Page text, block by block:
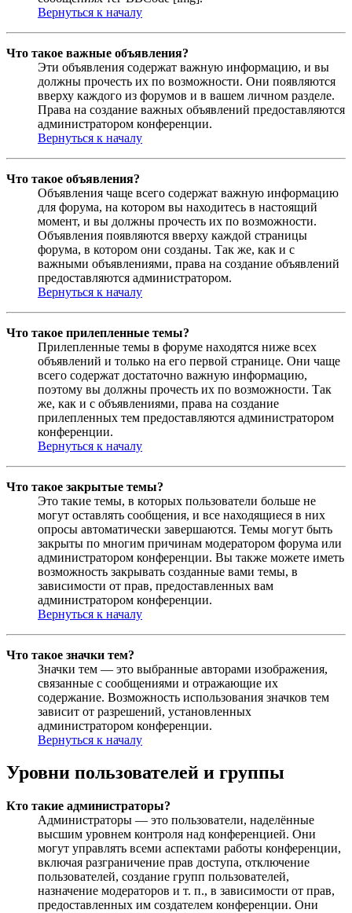
Вернуться к началу
Что такое важные объявления?
Эти объявления содержат важную информацию, и вы
должны прочесть их по возможности. Они появляются
вверху каждого из форумов и в вашем личном разделе.
Права на создание важных объявлений предоставляются
администратором конференции.
Вернуться к началу
Что такое объявления?
Объявления чаще всего содержат важную информацию
для форума, на котором вы находитесь в настоящий
момент, и вы должны прочесть их по возможности.
Объявления появляются вверху каждой страницы
форума, в котором они созданы. Так же, как и с
важными объявлениями, права на создание объявлений
предоставляются администратором.
Вернуться к началу
Что такое прилепленные темы?
Прилепленные темы в форуме находятся ниже всех
объявлений и только на его первой странице. Они чаще
всего содержат достаточно важную информацию,
поэтому вы должны прочесть их по возможности. Так
же, как и с объявлениями, права на создание
прилепленных тем предоставляются администратором
конференции.
Вернуться к началу
Что такое закрытые темы?
Это такие темы, в которых пользователи больше не
могут оставлять сообщения, и все находящиеся в них
опросы автоматически завершаются. Темы могут быть
закрыты по многим причинам модератором форума или
администратором конференции. Вы также можете иметь
возможность закрывать созданные вами темы, в
зависимости от прав, предоставленных вам
администратором конференции.
Вернуться к началу
Что такое значки тем?
Значки тем — это выбранные авторами изображения,
связанные с сообщениями и отражающие их
содержание. Возможность использования значков тем
зависит от разрешений, установленных
администратором конференции.
Вернуться к началу
Уровни пользователей и группы
Кто такие администраторы?
Администраторы — это пользователи, наделённые
высшим уровнем контроля над конференцией. Они
могут управлять всеми аспектами работы конференции,
включая разграничение прав доступа, отключение
пользователей, создание групп пользователей,
назначение модераторов и т. п., в зависимости от прав,
предоставленных им создателем конференции. Они